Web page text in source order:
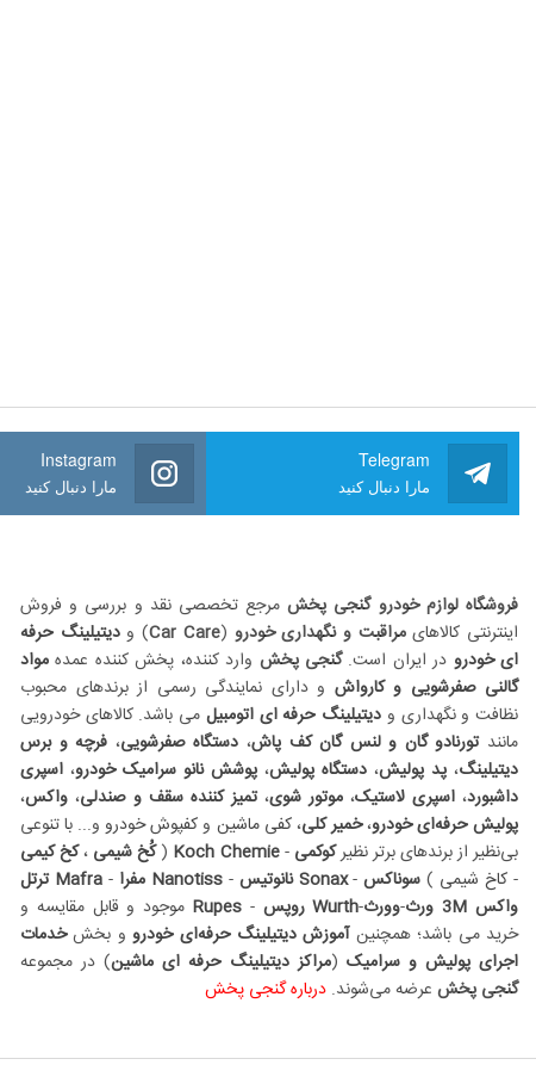
Telegram
مارا دنبال کنید
Instagram
مارا دنبال کنید
فروشگاه لوازم خودرو گنجی پخشمرجع تخصصی نقد و بررسی و فروش
اینترنتی کالاهایمراقبت و نگهداری خودرو (
Car Care) ودیتیلینگ حرفه
ای خودرو در ایران است.گنجی پخش وارد کننده، پخش کننده عمده مواد
گالنی صفرشویی و کارواش و دارای نمایندگی رسمی از برندهای محبوب
نظافت و نگهداری و دیتیلینگ حرفه ای اتومبیل می باشد. کالاهای خودرویی
مانندتورنادو گان و لنس گان کف پاش، دستگاه صفرشویی، فرچه و برس
دیتیلینگ، پد پولیش، دستگاه پولیش، پوشش نانو سرامیک خودرو، اسپری
داشبورد، اسپری لاستیک، موتور شوی،تمیز کننده سقف و صندلی، واکس،
پولیش حرفه‌ای خودرو،خمیر کلی،کفی ماشین و کفپوش خودرو و... با تنوعی
بی‌نظیر از برندهای برتر نظیرکوکمی -
Koch Chemie
(کُخ شیمی ،کخ کیمی
- کاخ شیمی ) سوناکس -
Sonax نانوتیس -
Nanotiss مفرا -
Mafra ترتل
واکس 3M ورث-وورث-
Wurth روپس -
Rupes موجود و قابل مقایسه و
خرید می باشد؛ همچنینآموزش دیتیلینگ حرفه‌ای خودروو بخشخدمات
اجرای پولیش و سرامیک (مراکز دیتیلینگ حرفه ای ماشین) در مجموعه
گنجی پخش عرضه می‏‏‏‌شوند. درباره گنجی پخش